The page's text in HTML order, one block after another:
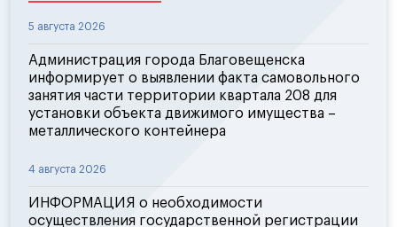
5 августа 2026
Администрация города Благовещенска
информирует о выявлении факта самовольного
занятия части территории квартала 208 для
установки объекта движимого имущества –
металлического контейнера
4 августа 2026
ИНФОРМАЦИЯ о необходимости
осуществления государственной регистрации